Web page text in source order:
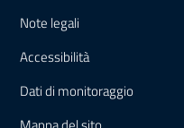
Note legali
Accessibilità
Dati di monitoraggio